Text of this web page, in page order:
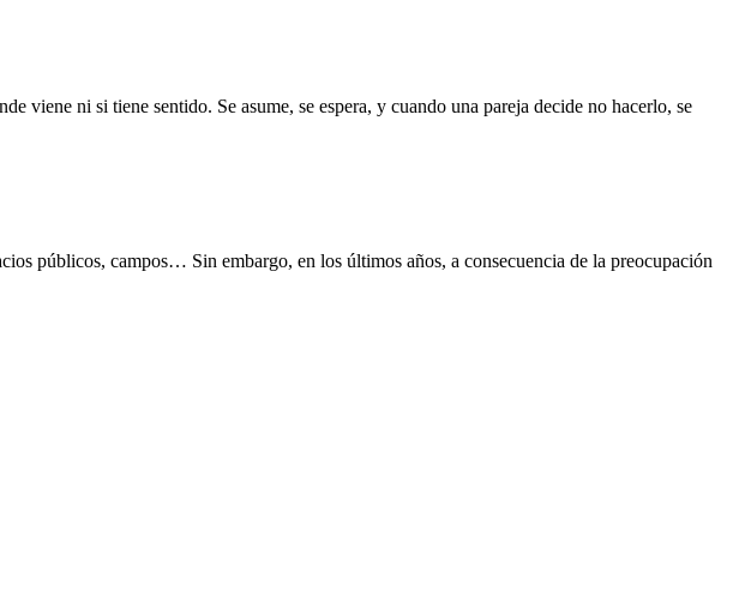
viene ni si tiene sentido. Se asume, se espera, y cuando una pareja decide no hacerlo, se
públicos, campos… Sin embargo, en los últimos años, a consecuencia de la preocupación